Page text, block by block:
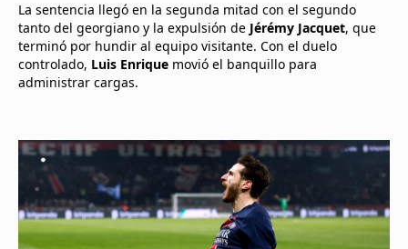
La sentencia llegó en la segunda mitad con el segundo
tanto del georgiano y la expulsión de Jérémy Jacquet, que
terminó por hundir al equipo visitante. Con el duelo
controlado, Luis Enrique movió el banquillo para
administrar cargas.